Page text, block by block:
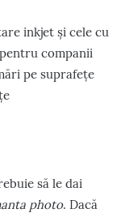
inkjet și cele cu
companii
pe suprafețe
să le dai
photo. Dacă